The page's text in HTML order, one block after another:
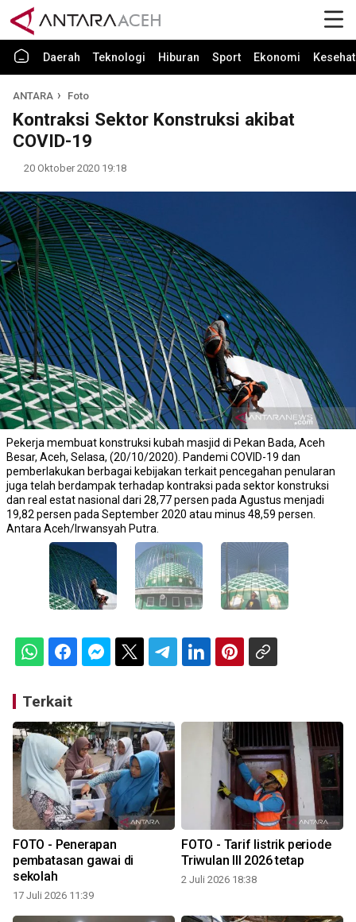
Daerah Teknologi Hiburan Sport Ekonomi
ANTARA Foto
Kontraksi Sektor Konstruksi akibat
COVID-19
20 Oktober 2020 19:18
Pekerja membuat konstruksi kubah masjid di Pekan Bada, Aceh
Besar, Aceh, Selasa, (20/10/2020). Pandemi COVID-19 dan
pemberlakukan berbagai kebijakan terkait pencegahan penularan
juga telah berdampak terhadap kontraksi pada sektor konstruksi
dan real estat nasional dari 28,77 persen pada Agustus menjadi
19,82 persen pada September 2020 atau minus 48,59 persen.
Antara Aceh/Irwansyah Putra.
Terkait
FOTO - Penerapan
pembatasan gawai di
sekolah
17 Juli 2026 11:39
FOTO - Tarif listrik periode
Triwulan III 2026 tetap
2 Juli 2026 18:38